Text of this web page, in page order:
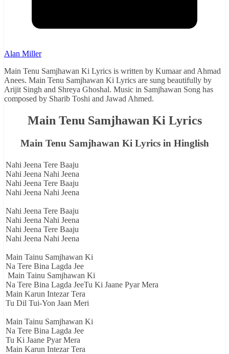
Alan Miller
Main Tenu Samjhawan Ki Lyrics is written by Kumaar and Ahmad
Anees. Main Tenu Samjhawan Ki Lyrics are sung beautifully by
Arijit Singh and Shreya Ghoshal. Music in Samjhawan Song has
composed by Sharib Toshi and Jawad Ahmed.
Main Tenu Samjhawan Ki Lyrics
Main Tenu Samjhawan Ki Lyrics in Hinglish
Nahi Jeena Tere Baaju
Nahi Jeena Nahi Jeena
Nahi Jeena Tere Baaju
Nahi Jeena Nahi Jeena
Nahi Jeena Tere Baaju
Nahi Jeena Nahi Jeena
Nahi Jeena Tere Baaju
Nahi Jeena Nahi Jeena
Main Tainu Samjhawan Ki
Na Tere Bina Lagda Jee
Main Tainu Samjhawan Ki
Na Tere Bina Lagda JeeTu Ki Jaane Pyar Mera
Main Karun Intezar Tera
Tu Dil Tui-Yon Jaan Meri
Main Tainu Samjhawan Ki
Na Tere Bina Lagda Jee
Tu Ki Jaane Pyar Mera
Main Karun Intezar Tera